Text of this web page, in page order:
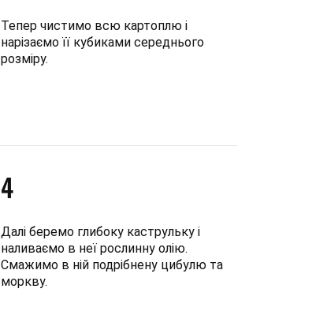
Тепер чистимо всю картоплю і
нарізаємо її кубиками середнього
розміру.
4
Далі беремо глибоку каструльку і
наливаємо в неї рослинну олію.
Смажимо в ній подрібнену цибулю та
моркву.